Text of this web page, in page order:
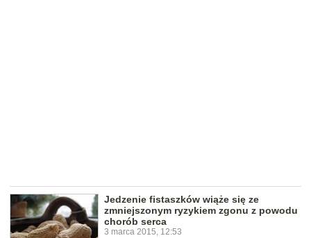
Jedzenie fistaszków wiąże się ze
zmniejszonym ryzykiem zgonu z powodu
chorób serca
3 marca 2015, 12:53